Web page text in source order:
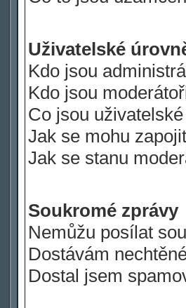
Uživatelské
Kdo jsou
Kdo jsou
Co jsou
Jak se mohu
Jak se stanu
Soukromé zprávy
Nemůžu posílat
Dostávám
Dostal jsem